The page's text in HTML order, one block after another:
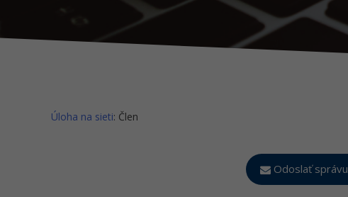
Úloha na sieti: Člen
Odoslať správu